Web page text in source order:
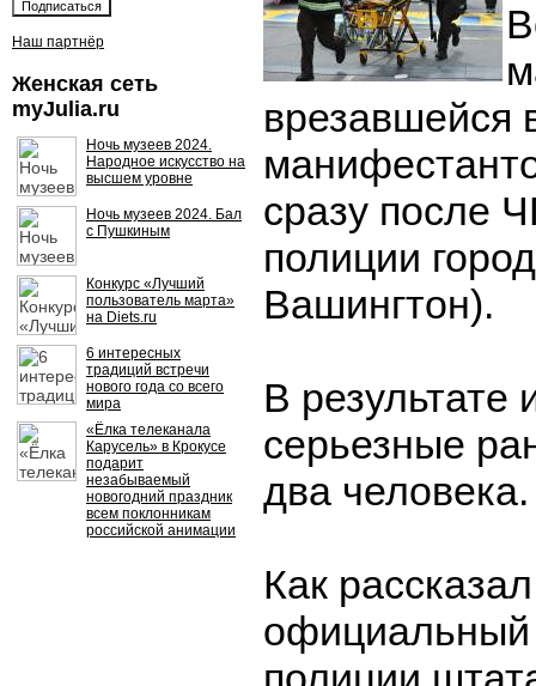
Наш партнёр
Женская сеть
myJulia.ru
Ночь музеев 2024.
Народное искусство на
высшем уровне
Ночь музеев 2024. Бал
с Пушкиным
Конкурс «Лучший
пользователь марта»
на Diets.ru
6 интересных
традиций встречи
нового года со всего
мира
«Ёлка телеканала
Карусель» в Крокусе
подарит
незабываемый
новогодний праздник
всем поклонникам
российской анимации
врезавшейся
сразу после
полиции
Вашингтон).
В результате
серьезные
два человека.
Как
официальный